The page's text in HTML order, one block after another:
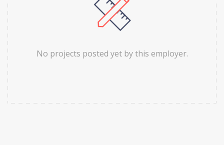
No projects posted yet by this employer.